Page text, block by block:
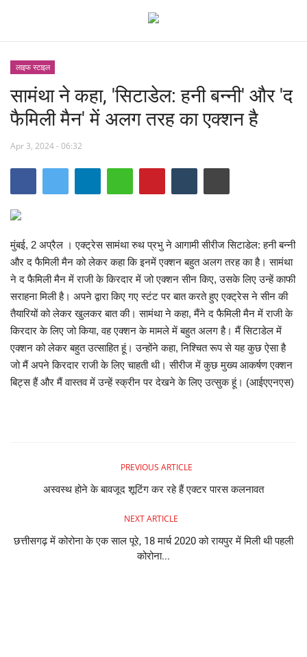
छत्तीसगढ़
मध्यप्रदेश
अन्य देश
खेल
लाइफ स्टाइल
व्यापार
शिक्षा एवं रोजगार
लाइफ स्टाइल
सामंथा ने कहा, 'सिटाडेल: हनी बन्नी' और 'द
फैमिली मैन' में अलग तरह का एक्‍शन है
Apr 3, 2024 - 06:32
मुंबई, 2 अप्रैल । एक्ट्रेस सामंथा रुथ प्रभु ने आगामी सीरीज सिटाडेल: हनी बन्नी
और द फैमिली मैन को लेकर कहा कि इनमें एक्शन बहुत अलग तरह का है। सामंथा
ने द फैमिली मैन में राजी के किरदार में जो एक्शन सीन किए, उसके लिए उन्हें काफी
सराहना मिली है। अपने द्वारा किए गए स्टंट पर बात करते हुए एक्ट्रेस ने सीन की
तैयारियों को लेकर खुलकर बात की। सामंथा ने कहा, मैंने द फैमिली मैन में राजी के
किरदार के लिए जो किया, वह एक्शन के मामले में बहुत अलग है। मैं सिटाडेल में
एक्शन को लेकर बहुत उत्साहित हूं। उन्होंने कहा, निश्चित रूप से यह कुछ ऐसा है
जो मैं अपने किरदार राजी के लिए चाहती थी। सीरीज में कुछ मुख्य आकर्षण एक्शन
बिट्स हैं और मैं वास्तव में उन्हें स्क्रीन पर देखने के लिए उत्सुक हूं। (आईएएनएस)
PREVIOUS ARTICLE
अस्वस्थ होने के बावजूद शूटिंग कर रहे हैं एक्‍टर पारस कलनावत
NEXT ARTICLE
छत्तीसगढ़ में कोरोना के एक साल पूरे, 18 मार्च 2020 को रायपुर में मिली थी पहली
कोरोना...